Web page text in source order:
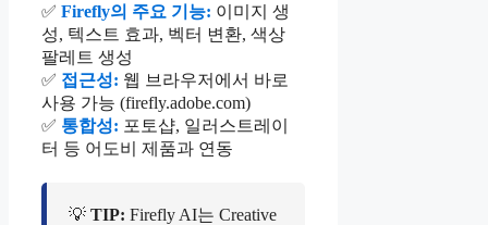
✅ Firefly의 주요 기능: 이미지 생
성, 텍스트 효과, 벡터 변환, 색상
팔레트 생성
✅ 접근성: 웹 브라우저에서 바로
사용 가능 (firefly.adobe.com)
✅ 통합성: 포토샵, 일러스트레이
터 등 어도비 제품과 연동
💡 TIP: Firefly AI는 Creative